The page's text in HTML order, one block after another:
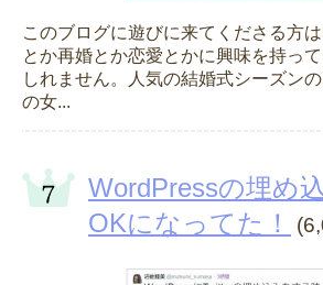
このブログに遊びに来てくださる方
とか再婚とか恋愛とかに興味を持っ
しれません。人気の結婚式シーズン
の女...
WordPressの埋め
OKになってた！